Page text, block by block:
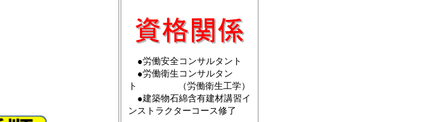
●労働安全コンサルタント
●労働衛生コンサルタン
ト （労働衛生工学）
●建築物石綿含有建材講習イ
ンストラクターコース修了